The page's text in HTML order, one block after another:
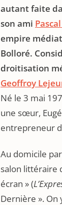
autant faite
son ami
empire
Bolloré.
droitisation
Geoffroy
Né le 3 mai
une sœur,
entrepreneur
Au domicile
salon littéraire
écran » (
Dernière ». On